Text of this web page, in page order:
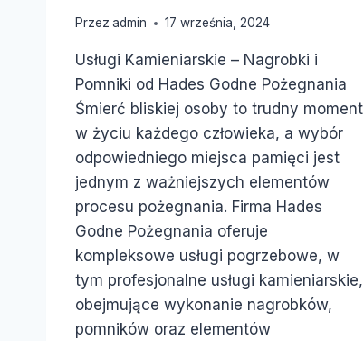
Przez admin 17 września, 2024
Usługi Kamieniarskie – Nagrobki i
Pomniki od Hades Godne Pożegnania
Śmierć bliskiej osoby to trudny moment
w życiu każdego człowieka, a wybór
odpowiedniego miejsca pamięci jest
jednym z ważniejszych elementów
procesu pożegnania. Firma Hades
Godne Pożegnania oferuje
kompleksowe usługi pogrzebowe, w
tym profesjonalne usługi kamieniarskie,
obejmujące wykonanie nagrobków,
pomników oraz elementów